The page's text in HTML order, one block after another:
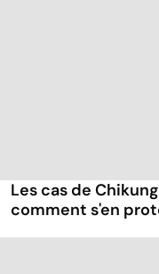
Les cas de
comment s'en